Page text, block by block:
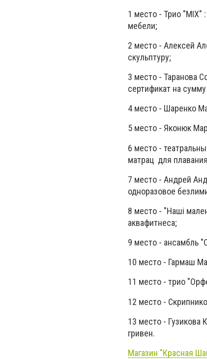
1 место - Трио "МIX" :
мебели;
2 место - Алексей
скульптуру;
3 место - Таранова
сертификат на
4 место - Шаренко
5 место - Яконюк
6 место -
матрац для
7 место - Андрей
одноразовое
8 место - "Наші
аквафитнеса;
9 место - ансамбль
10 место - Гармаш
11 место - трио
12 место -
13 место - Гузикова
гривен.
Магазин "Красная